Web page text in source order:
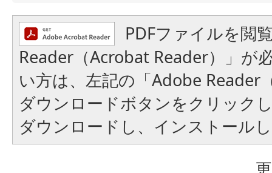
PDFファイルを閲
Reader（Acrobat Reader）」が
い方は、左記の「Adobe Reader
ダウンロードボタンをクリック
ダウンロードし、インストール